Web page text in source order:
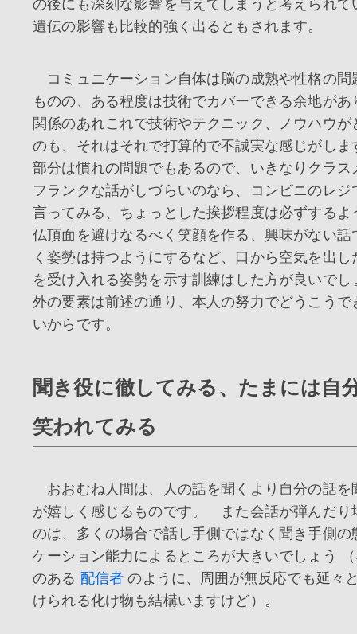
の後にも深刻な影響を与えてしまうと考えられ
遺伝の影響も比較的強く出るともされます。
コミュニケーション自体は脳の成熟や性格の問
ものの、ある程度は技術でカバーできる余地が
関係のあれこれで技術やテクニック、ノウハウが
のも、それはそれで打算的で不誠実な感じがしま
部分は慣れの問題でもあるので、いきなりクラス
フランクな話がしづらいのなら、コンビニのレジ
言ってみる、ちょっとした挨拶程度は必ずするよ
仏頂面を避けなるべく笑顔を作る、興味がない話
く姿勢は持つようにするなど、口から空気を出し
を受け入れる姿勢を示す訓練はした方が良いで
外の要素は前述の通り、本人の努力でどうこうで
いからです。
聞き役に徹してみる、たまには自
笑われてみる
おおむね人間は、人の話を聞くより自分の話を
が嬉しく感じるものです。 また会話が弾んだり
のは、多くの場合で話し手側ではなく聞き手側の
ケーション能力によるところが大きいでしょう
のある 配信者 のように、周囲が無反応でも延々
けられる化け物も結構いますけど）。